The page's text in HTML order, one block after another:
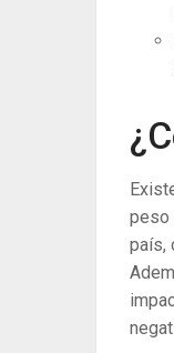
peso
país,